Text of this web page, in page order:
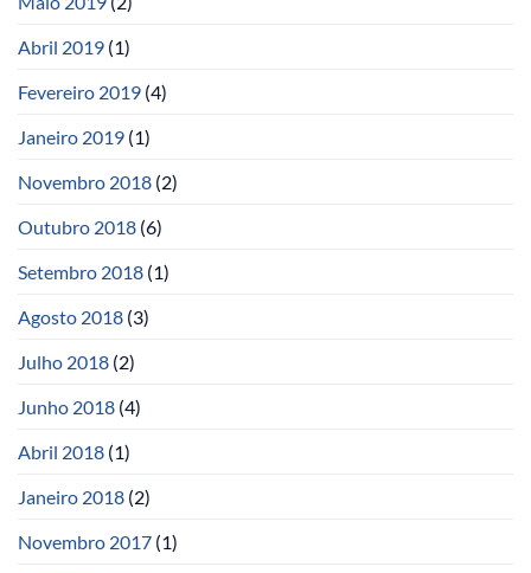
Abril 2019 (1)
Fevereiro 2019 (4)
Janeiro 2019 (1)
Novembro 2018 (2)
Outubro 2018 (6)
Setembro 2018 (1)
Agosto 2018 (3)
Julho 2018 (2)
Junho 2018 (4)
Abril 2018 (1)
Janeiro 2018 (2)
Novembro 2017 (1)